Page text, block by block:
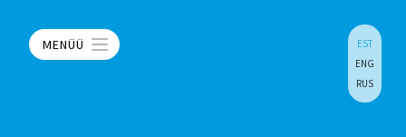
MENÜÜ
EST
ENG
RUS